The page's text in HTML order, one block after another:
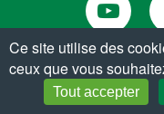
© Copyright
Ce site utilise des
ceux que vous
Tout accepter